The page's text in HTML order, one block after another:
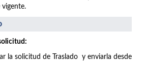
la solicitud de Traslado y enviarla desde